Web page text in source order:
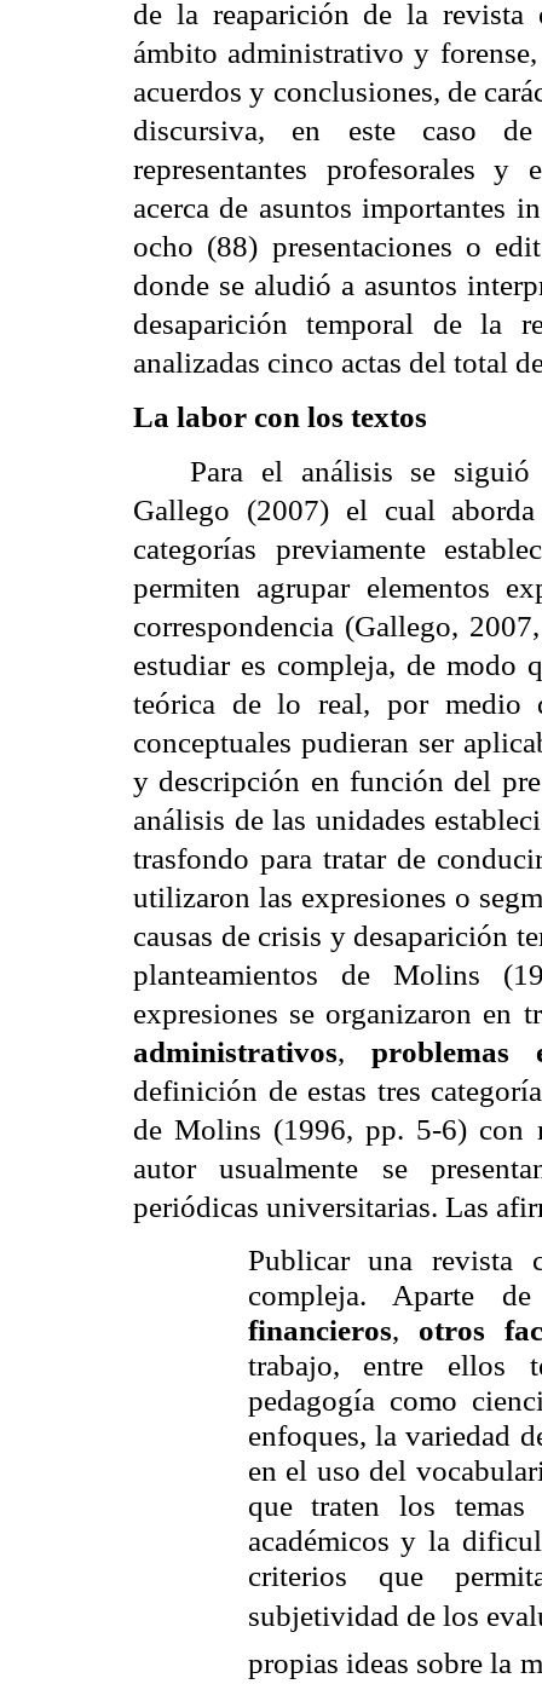
de la reaparición de la revista
ámbito administrativo y
acuerdos y conclusiones, de
discursiva, en este caso de
representantes profesorales y
acerca de asuntos importantes
ocho (88) presentaciones o
donde se aludió a asuntos
desaparición temporal de la
analizadas cinco actas del total
La labor con los textos
Para el análisis se
Gallego (2007) el cual
categorías previamente
permiten agrupar elementos
correspondencia (Gallego,
estudiar es compleja, de
teórica de lo real, por medio
conceptuales pudieran ser
y descripción en función del
análisis de las unidades
trasfondo para tratar de
utilizaron las expresiones o
causas de crisis y desaparición
planteamientos de Molins
expresiones se organizaron en
administrativos, problemas
definición de estas tres
de Molins (1996, pp. 5-6) con
autor usualmente se
periódicas universitarias. Las
Publicar una revista
compleja. Aparte
financieros, otros
trabajo, entre ellos
pedagogía como
enfoques, la variedad
en el uso del
que traten los
académicos y la
criterios que
subjetividad de los
propias ideas sobre la